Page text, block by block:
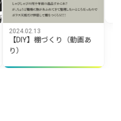
棚づくり（動画あ